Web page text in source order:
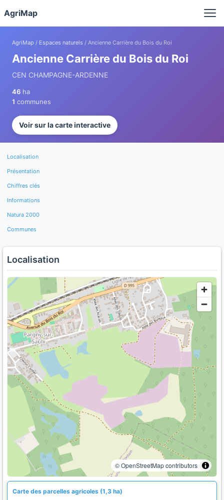
AgriMap
AgriMap / Espaces naturels / Ancienne Carrière du Bois du Roi
Ancienne Carrière du Bois du Roi
CEN CHAMPAGNE-ARDENNE
46 ha
1 communes
Voir sur la carte interactive
Localisation
Présentation
Chiffres clés
Informations
Natura 2000
Communes
Localisation
© OpenStreetMap contributors
Carte des parcelles agricoles (1,3 ha)